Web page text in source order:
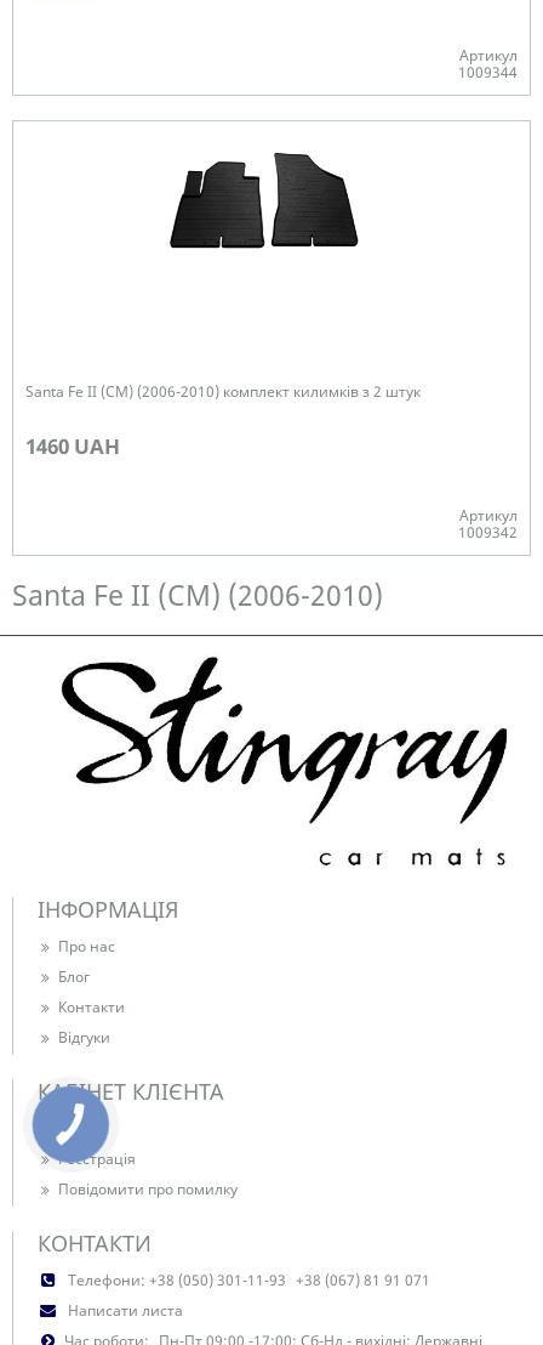
Артикул
1009344
Santa Fe II (CM) (2006-2010) комплект килимків з 2 штук
1460 UAH
Артикул
1009342
Santa Fe II (CM) (2006-2010)
ІНФОРМАЦІЯ
Про нас
Блог
Контакти
Відгуки
КАБІНЕТ КЛІЄНТА
Вхід
Реєстрація
Повідомити про помилку
КОНТАКТИ
Телефони: +38 (050) 301-11-93 +38 (067) 81 91 071
Написати листа
Час роботи: Пн-Пт 09:00 -17:00; Сб-Нд - вихідні; Державні